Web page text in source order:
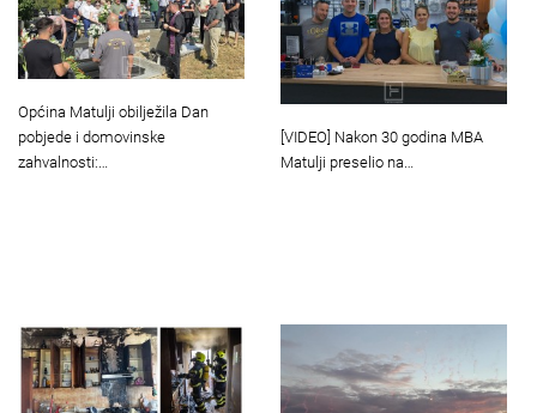
Općina Matulji obilježila Dan
pobjede i domovinske
zahvalnosti:…
[VIDEO] Nakon 30 godina MBA
Matulji preselio na…